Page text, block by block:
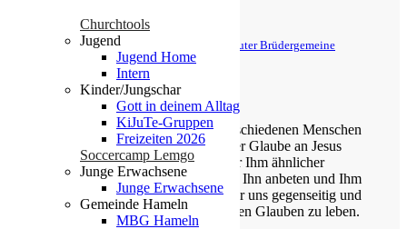
Churchtools
Jugend
Jugend Home
Intern
Kinder/Jungschar
Gott in deinem Alltag
KiJuTe-Gruppen
Freizeiten 2026
Soccercamp Lemgo
Junge Erwachsene
Junge Erwachsene
Gemeinde Hameln
MBG Hameln
Epheser 2,17
© Evangelische Brüder-Unität – Herrnhuter Brüdergemeine
Weitere Informationen finden Sie hier
Über uns
Unsere Gemeinde besteht aus verschiedenen Menschen
jeden Alters, die eins verbindet: der Glaube an Jesus
Christus. Gemeinsam möchten wir Ihm ähnlicher
werden, Sein Wort kennen lernen, Ihn anbeten und Ihm
nachfolgen. Dabei unterstützen wir uns gegenseitig und
ermutigen uns auch im Alltag diesen Glauben zu leben.